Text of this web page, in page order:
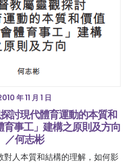
年 11 月 1 日
討現代體育運動的本質和
事工」建構之原則及方向
／何志彬
對人本質和結構的理解，如何影